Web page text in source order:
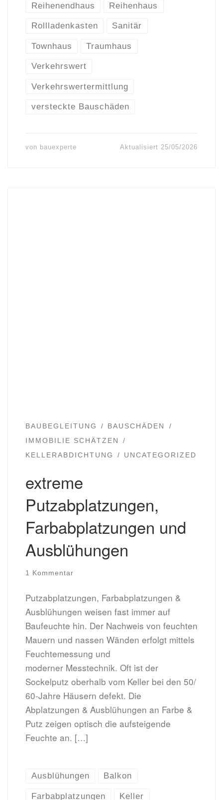
Reihenendhaus Reihenhaus
Rollladenkasten Sanitär
Townhaus Traumhaus
Verkehrswert
Verkehrswertermittlung
versteckte Bauschäden
von bauexperte Aktualisiert 25/05/2026
BAUBEGLEITUNG
BAUSCHÄDEN
IMMOBILIE SCHÄTZEN
KELLERABDICHTUNG
UNCATEGORIZED
extreme
Putzabplatzungen,
Farbabplatzungen und
Ausblühungen
1 Kommentar
Putzabplatzungen, Farbabplatzungen &
Ausblühungen weisen fast immer auf
Baufeuchte hin. Der Nachweis von feuchten
Mauern und nassen Wänden erfolgt mittels
Feuchtemessung und
moderner Messtechnik. Oft ist der
Sockelputz oberhalb vom Keller bei den 50/
60-Jahre Häusern defekt. Die
Abplatzungen & Ausblühungen an Farbe &
Putz zeigen optisch die aufsteigende
Feuchte an. […]
Ausblühungen Balkon
Farbabplatzungen Keller